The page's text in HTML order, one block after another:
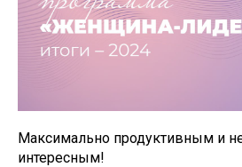
Максимально продуктивным и
интересным!